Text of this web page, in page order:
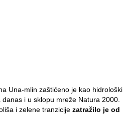
Una-mlin zaštićeno je kao hidrološki
i u sklopu mreže Natura 2000.
i zelene tranzicije zatražilo je od